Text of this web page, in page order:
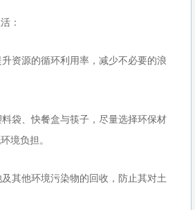
：
资源的循环利用率，减少不必要的浪
袋、快餐盒与筷子，尽量选择环保材
境负担。
其他环境污染物的回收，防止其对土